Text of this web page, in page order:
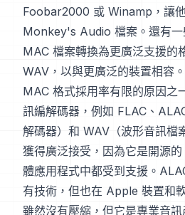
Foobar2000 或 Winamp，讓
Monkey's Audio 檔案。還有一
MAC 檔案轉換為更廣泛支援的
WAV，以與更廣泛的裝置相容。
MAC 格式採用率有限的原因之
訊編解碼器，例如 FLAC、
解碼器）和 WAV（波形音訊檔
獲得廣泛接受，因為它是開源
體應用程式中都受到支援。
有技術，但也在 Apple 裝置和
雖然沒有壓縮，但它是專業音